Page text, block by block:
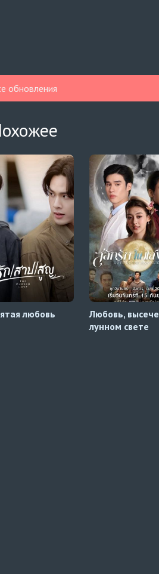
обновления
любовь
Любовь,
лунном свете